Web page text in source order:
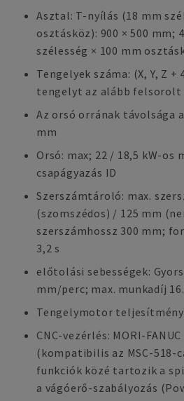
Asztal: T-nyílás (18 mm
osztásköz): 900 × 500 mm;
szélesség × 100 mm
Tengelyek száma: (X, Y, Z
tengelyt az alább
Az orsó orrának távolsága
mm
Orsó: max; 22 / 18,5 kW-os
csapágyazás ID
Szerszámtároló: max.
(szomszédos) / 125 mm
szerszámhossz 300 mm;
3,2 s
előtolási sebességek: Gyors
mm/perc; max. munkadíj
Tengelymotor
CNC-vezérlés: MORI-FANUC
(kompatibilis az MSC-518-
funkciók közé tartozik a
a vágóerő-szabályozás